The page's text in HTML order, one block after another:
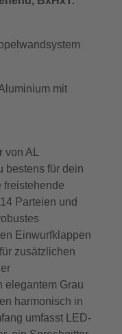
mit
AL
bestens für dein
freistehende
Parteien und
Einwurfklappen
zusätzlichen
elegantem Grau
harmonisch in
umfasst LED-